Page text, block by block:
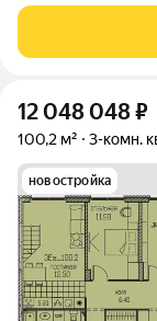
лоджию 6 кв.м.,
условий, без
12 048 048₽
100,2 м² 3-комн.
новостройка